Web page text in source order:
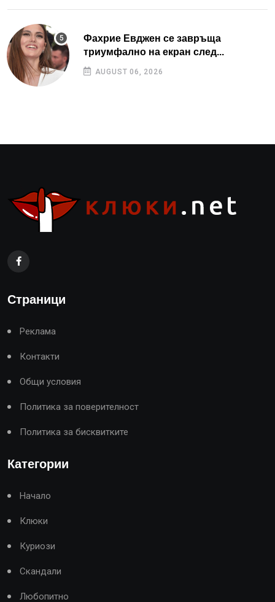
Фахрие Евджен се завръща
триумфално на екран след...
AUGUST 06, 2026
Страници
Реклама
Контакти
Общи условия
Политика за поверителност
Политика за бисквитките
Категории
Начало
Клюки
Куриози
Скандали
Любопитно